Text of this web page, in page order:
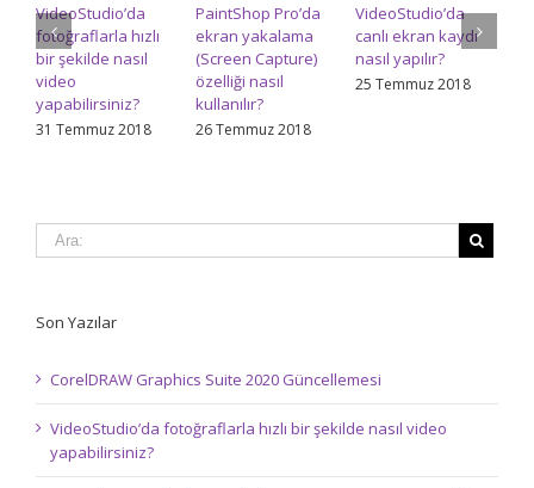
VideoStudio’da
fotoğraflarla hızlı
bir şekilde nasıl
video
yapabilirsiniz?
31 Temmuz 2018
PaintShop Pro’da
ekran yakalama
(Screen Capture)
özelliği nasıl
kullanılır?
26 Temmuz 2018
VideoStudio’da
canlı ekran kaydı
nasıl yapılır?
25 Temmuz 2018
Son Yazılar
CorelDRAW Graphics Suite 2020 Güncellemesi
VideoStudio’da fotoğraflarla hızlı bir şekilde nasıl video
yapabilirsiniz?